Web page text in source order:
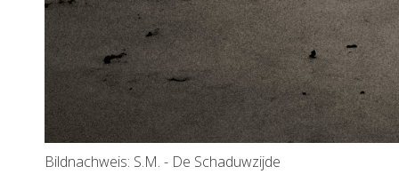
Bildnachweis: S.M. - De Schaduwzijde